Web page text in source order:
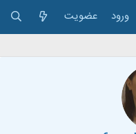
ورود عضویت